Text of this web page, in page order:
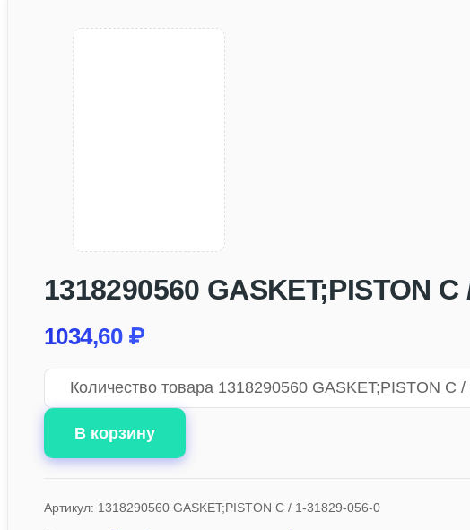
1318290560 GASKET;PISTON
1034,60 ₽
Количество товара 1318290560 GASKET;PISTON C
В корзину
Артикул: 1318290560 GASKET;PISTON C / 1-31829-056-0